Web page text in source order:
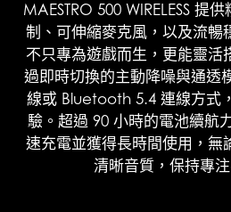
MAESTRO 500 WIRELESS 提
制、可伸縮麥克風，以及流暢
不只專為遊戲而生，更能靈活
過即時切換的主動降噪與通透
線或 Bluetooth 5.4 連線方式
驗。超過 90 小時的電池續航
速充電並獲得長時間使用，無
清晰音質，保持專